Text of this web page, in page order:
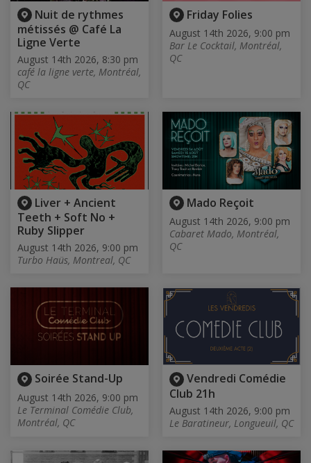
Nuit de rythmes
métissés @ Café La
Ligne Verte
August 14th 2026, 8:30 pm
café la ligne verte, Montréal,
QC
Friday Folies
August 14th 2026, 9:00 pm
Bar Le Cocktail, Montréal,
QC
Liver + Ancient
Teeth + Soft No +
Ruby Slipper
August 14th 2026, 9:00 pm
Turbo Haüs, Montreal, QC
Mado Reçoit
August 14th 2026, 9:00 pm
Cabaret Mado, Montréal,
QC
Soirée Stand-Up
August 14th 2026, 9:00 pm
Le Terminal Comédie Club,
Montréal, QC
Vendredi Comédie
Club 21h
August 14th 2026, 9:00 pm
Le Baratineur, Longueuil, QC